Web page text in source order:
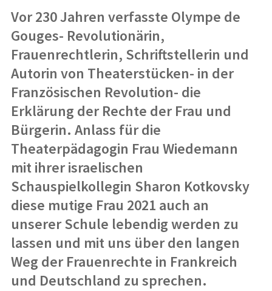
Vor 230 Jahren verfasste Olympe de
Gouges- Revolutionärin,
Frauenrechtlerin, Schriftstellerin und
Autorin von Theaterstücken- in der
Französischen Revolution- die
Erklärung der Rechte der Frau und
Bürgerin. Anlass für die
Theaterpädagogin Frau Wiedemann
mit ihrer israelischen
Schauspielkollegin Sharon Kotkovsky
diese mutige Frau 2021 auch an
unserer Schule lebendig werden zu
lassen und mit uns über den langen
Weg der Frauenrechte in Frankreich
und Deutschland zu sprechen.